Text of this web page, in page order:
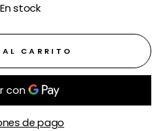
En stock
CARRITO
de pago